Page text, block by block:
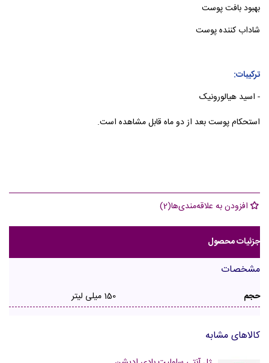
بهبود بافت پوست
شاداب کننده پوست
ترکیبات:
- اسید هیالورونیک
استحکام پوست بعد از دو ماه قابل مشاهده است.
افزودن به علاقه‌مندی‌ها(
2
)
جزئیات محصول
مشخصات
حجم 150 میلی لیتر
کالاهای مشابه